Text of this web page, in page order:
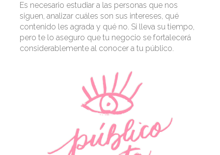
Es necesario estudiar a las personas que nos
siguen, analizar cuáles son sus intereses, qué
contenido les agrada y qué no. Si lleva su tiempo,
pero te lo aseguro que tu negocio se fortalecerá
considerablemente al conocer a tu público.